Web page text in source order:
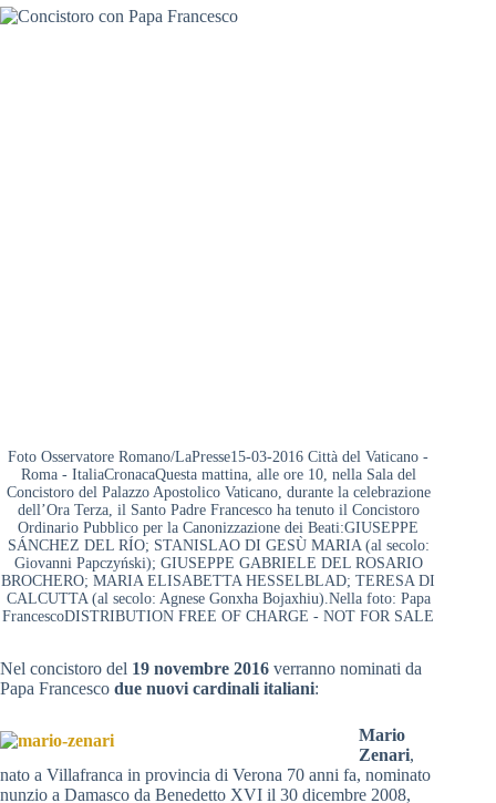
Foto Osservatore Romano/LaPresse15-03-2016 Città del Vaticano -
Roma - ItaliaCronacaQuesta mattina, alle ore 10, nella Sala del
Concistoro del Palazzo Apostolico Vaticano, durante la celebrazione
dell’Ora Terza, il Santo Padre Francesco ha tenuto il Concistoro
Ordinario Pubblico per la Canonizzazione dei Beati:GIUSEPPE
SÁNCHEZ DEL RÍO; STANISLAO DI GESÙ MARIA (al secolo:
Giovanni Papczyński); GIUSEPPE GABRIELE DEL ROSARIO
BROCHERO; MARIA ELISABETTA HESSELBLAD; TERESA DI
CALCUTTA (al secolo: Agnese Gonxha Bojaxhiu).Nella foto: Papa
FrancescoDISTRIBUTION FREE OF CHARGE - NOT FOR SALE
Nel concistoro del 19 novembre 2016 verranno nominati da
Papa Francesco due nuovi cardinali italiani:
Mario
Zenari,
nato a Villafranca in provincia di Verona 70 anni fa, nominato
nunzio a Damasco da Benedetto XVI il 30 dicembre 2008,